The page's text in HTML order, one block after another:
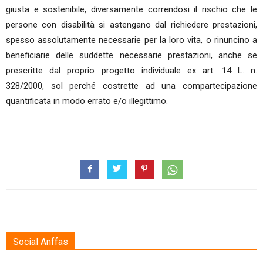
giusta e sostenibile, diversamente correndosi il rischio che le
persone con disabilità si astengano dal richiedere prestazioni,
spesso assolutamente necessarie per la loro vita, o rinuncino a
beneficiarie delle suddette necessarie prestazioni, anche se
prescritte dal proprio progetto individuale ex art. 14 L. n.
328/2000, sol perché costrette ad una compartecipazione
quantificata in modo errato e/o illegittimo.
Social Anffas